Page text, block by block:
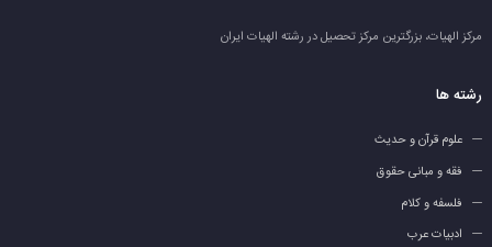
مرکز الهیات، بزرگترین مرکز تحصیل در رشته الهیات ایران
رشته ها
علوم قرآن و حدیث
فقه و مبانی حقوق
فلسفه و کلام
ادبیات عرب